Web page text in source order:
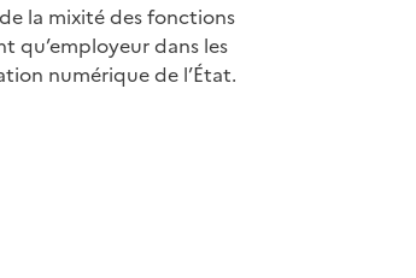
la mixité des fonctions
qu’employeur dans les
numérique de l’État.